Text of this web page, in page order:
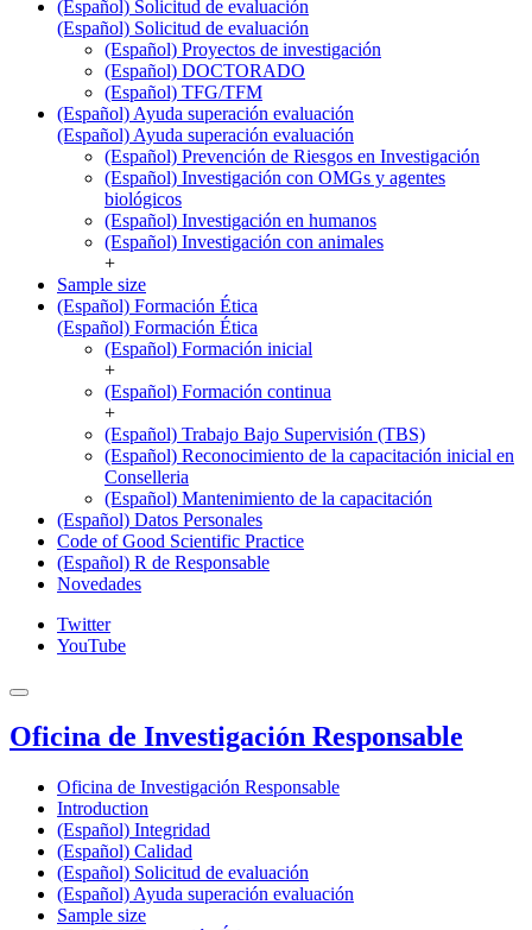
(Español) Solicitud de evaluación
(Español) Solicitud de evaluación
(Español) Proyectos de investigación
(Español) DOCTORADO
(Español) TFG/TFM
(Español) Ayuda superación evaluación
(Español) Ayuda superación evaluación
(Español) Prevención de Riesgos en Investigación
(Español) Investigación con OMGs y agentes
biológicos
(Español) Investigación en humanos
(Español) Investigación con animales
+
Sample size
(Español) Formación Ética
(Español) Formación Ética
(Español) Formación inicial
+
(Español) Formación continua
+
(Español) Trabajo Bajo Supervisión (TBS)
(Español) Reconocimiento de la capacitación inicial en
Conselleria
(Español) Mantenimiento de la capacitación
(Español) Datos Personales
Code of Good Scientific Practice
(Español) R de Responsable
Novedades
Twitter
YouTube
Oficina de Investigación Responsable
Oficina de Investigación Responsable
Introduction
(Español) Integridad
(Español) Calidad
(Español) Solicitud de evaluación
(Español) Ayuda superación evaluación
Sample size